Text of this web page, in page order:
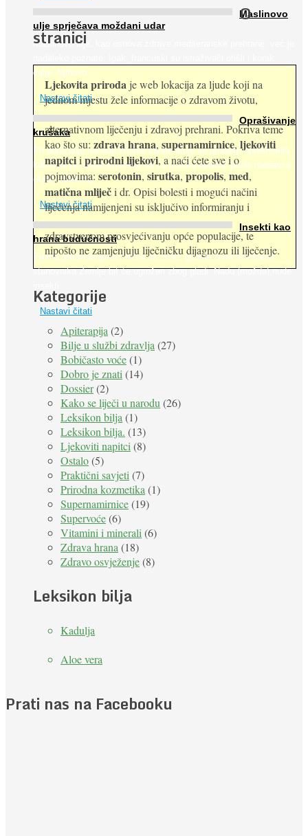
Maslinovo
ulje sprječava moždani udar
Maslinovo ulje, kao osnova zdrave mediteranske prehrane, već je
dalje. Njihovo ...
Nastavi čitati
Oprašivanje
krušaka
Pri podizanju nasada kruške zanemaruje se problem oprašivanja
kukcima jer vlada uvjerenje da će krušku oprašiti pčele medarice
(Apis mellifera). ...
Nastavi čitati
Insekti kao
hrana budućnosti
Prema predviđanjima FAO-a do 2050. godine život 9 milijardi
stanovnika Zemlje bit će ugrožen zbog gladi. Nadu (možda) nude
Nastavi čitati
O
stranici
Ljekovita priroda je web lokacija za ljude koji na
jednom mjestu žele informacije o zdravom životu,
alternativnom liječenju i zdravoj prehrani. Pokriva teme
kao što su: zdrava hrana, supernamirnice, ljekoviti
napitciiprirodni lijekovi, a naći ćete sve i o
pojmovima: serotonin, sirutka, propolis, med,
matična mliječi dr. Opisi bolesti i mogući načini
liječenja namijenjeni su isključivo informiranju i
zdravstvenom prosvjećivanju opće populacije, te
nipošto ne zamjenjuju liječničku dijagnozu ili liječenje.
Kategorije
Apiterapija (2)
Bilje u službi zdravlja (27)
Bobičasto voće(1)
Dobro je znati (14)
Dossier(2)
Kako se liječi u narodu (26)
Leksikon bilja (1)
Leksikon bilja. (13)
Ljekoviti napitci (8)
Ostalo(5)
Praktični savjeti (7)
Prirodna kozmetika (1)
Supernamirnice(19)
Supervoće(6)
Vitamini i minerali (6)
Zdrava hrana (18)
Zdravo osvježenje(8)
Leksikon bilja
Kadulja
Aloe vera
Prati nas na Facebooku